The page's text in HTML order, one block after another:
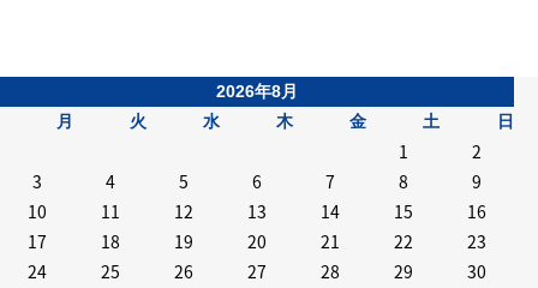
2026年8月
月
火 水 木 金 土 日
1
2
3
4 5 6 7 8
9
10
11 12 13 14 15
16
17
18 19 20 21 22
23
24
25 26 27 28 29
30